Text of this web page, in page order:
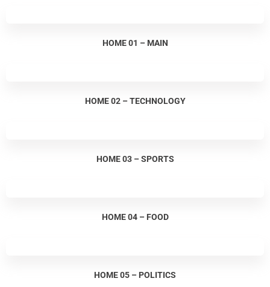
HOME 01 – MAIN
HOME 02 – TECHNOLOGY
HOME 03 – SPORTS
HOME 04 – FOOD
HOME 05 – POLITICS